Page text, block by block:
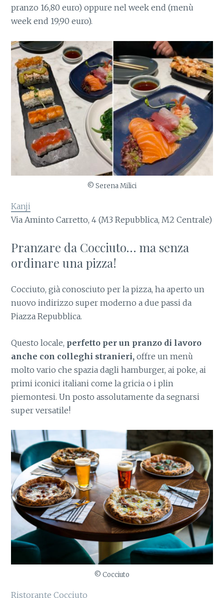
pranzo 16,80 euro) oppure nel week end (menù
week end 19,90 euro).
© Serena Milici
Kanji
Via Aminto Carretto, 4 (M3 Repubblica, M2 Centrale)
Pranzare da Cocciuto… ma senza
ordinare una pizza!
Cocciuto, già conosciuto per la pizza, ha aperto un
nuovo indirizzo super moderno a due passi da
Piazza Repubblica.
Questo locale, perfetto per un pranzo di lavoro
anche con colleghi stranieri, offre un menù
molto vario che spazia dagli hamburger, ai poke, ai
primi iconici italiani come la gricia o i plin
piemontesi. Un posto assolutamente da segnarsi
super versatile!
© Cocciuto
Ristorante Cocciuto